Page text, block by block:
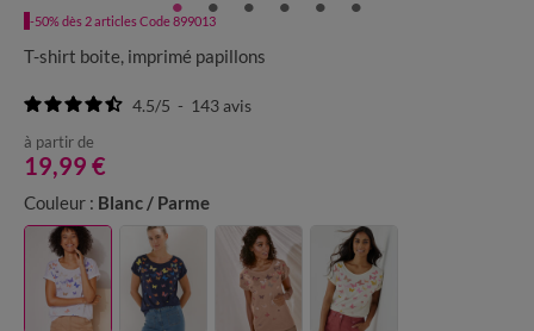
-50% dès 2 articles Code 899013
T-shirt boite, imprimé papillons
4.5/5 - 143avis
à partir de
19,99 €
Couleur : Blanc / Parme